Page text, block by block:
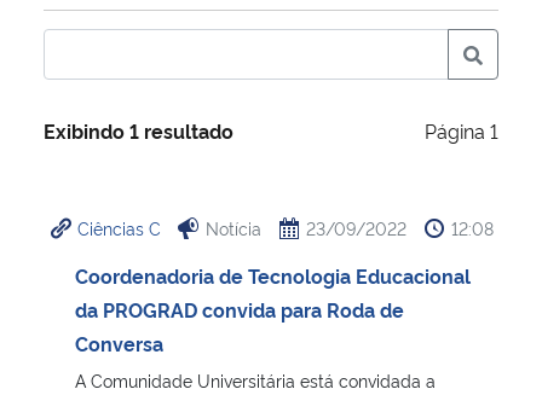
Ministério da Infraestrutura
Ministério da Cidadania
Ministério de Minas e Energia
Exibindo 1 resultado Página 1
Ciências C Notícia 23/09/2022 12:08
Coordenadoria de Tecnologia Educacional
da PROGRAD convida para Roda de
Conversa
A Comunidade Universitária está convidada a